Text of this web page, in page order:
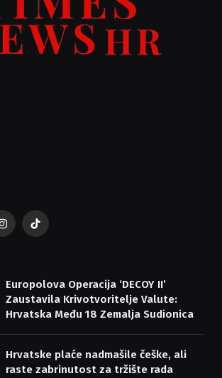
Instagram
TikTok
Europolova Operacija ‘DECOY II’
Zaustavila Krivotvoritelje Valute:
Hrvatska Među 18 Zemalja Sudionica
Hrvatske plaće nadmašile češke, ali
raste zabrinutost za tržište rada